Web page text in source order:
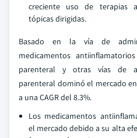
creciente uso de terapias
tópicas dirigidas.
Basado en la vía de
medicamentos
parenteral y otras vías de
parenteral dominó el mercado
a una CAGR del 8.3%.
Los medicamentos
el mercado debido a su alta